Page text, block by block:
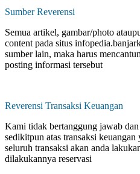
Sumber Reverensi
Semua artikel, gambar/photo
content pada situs
sumber lain, maka harus
posting informasi tersebut
Reverensi Transaksi Keuangan
Kami tidak bertanggung jawab
sedikitpun atas transaksi
seluruh transaksi akan anda
dilakukannya reservasi